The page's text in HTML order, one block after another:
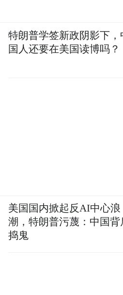
特朗普学签新政阴影下，
国人还要在美国读博吗？
美国国内掀起反AI中心浪
潮，特朗普污蔑：中国背
捣鬼